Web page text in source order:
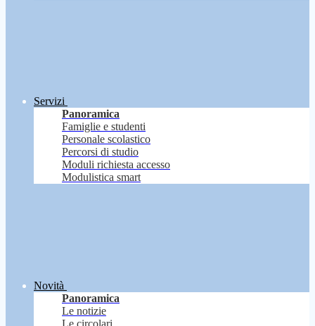
Servizi
Panoramica
Famiglie e studenti
Personale scolastico
Percorsi di studio
Moduli richiesta accesso
Modulistica smart
Novità
Panoramica
Le notizie